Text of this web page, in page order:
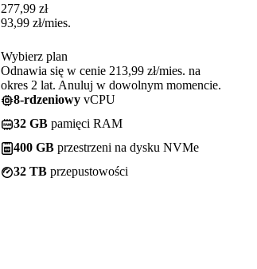
277,99 zł
93,99 zł/mies.
Wybierz plan
Odnawia się w cenie 213,99 zł/mies. na
okres 2 lat. Anuluj w dowolnym momencie.
8-rdzeniowy vCPU
32 GB pamięci RAM
400 GB przestrzeni na dysku NVMe
32 TB przepustowości